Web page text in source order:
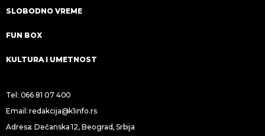
SLOBODNO VREME
FUN BOX
KULTURA I UMETNOST
Tel: 066 81 07 400
Email:redakcija@k1info.rs
Adresa: Dečanska 12, Beograd, Srbija